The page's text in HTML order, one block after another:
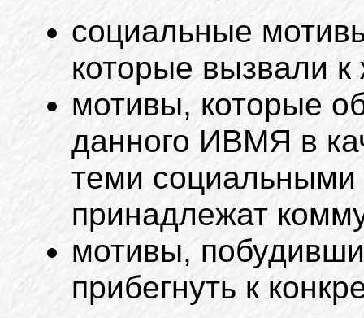
социальные
которые вызвали
мотивы, которые
данного ИВМЯ в
теми социальными
принадлежат
мотивы,
прибегнуть к